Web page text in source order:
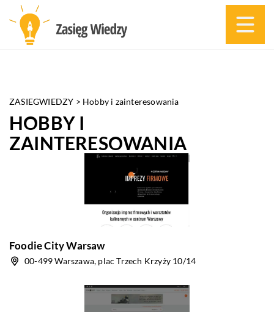
ZASIEGWIEDZY > Hobby i zainteresowania
HOBBY I
ZAINTERESOWANIA
Foodie City Warsaw
00-499 Warszawa, plac Trzech Krzyży 10/14